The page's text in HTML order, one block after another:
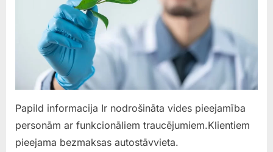
centrs”
Papild informacija Ir nodrošināta vides pieejamība
personām ar funkcionāliem traucējumiem.Klientiem
pieejama bezmaksas autostāvvieta.